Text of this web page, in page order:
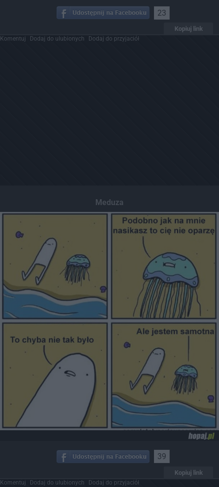
23
Kopiuj link
Komentuj Dodaj do ulubionych Dodaj do przyjaciół
Meduza
39
Kopiuj link
Komentuj Dodaj do ulubionych Dodaj do przyjaciół